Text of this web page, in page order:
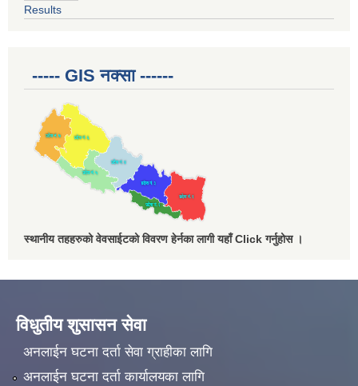
Results
----- GIS नक्सा ------
स्थानीय तहहरुको वेवसाईटको विवरण हेर्नका लागी यहाँ Click गर्नुहोस ।
विधुतीय शुसासन सेवा
अनलाईन घटना दर्ता सेवा ग्राहीका लागि
अनलाईन घटना दर्ता कार्यालयका लागि